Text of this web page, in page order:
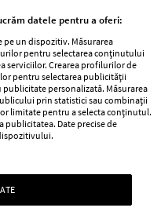
femei
Viva
Avantaje
Retete practice
nr. 821/25.09.2025.
minorilor.
datele pentru a oferi:
pe un dispozitiv. Măsurarea
pentru selectarea conținutului
serviciilor. Crearea profilurilor de
pentru selectarea publicității
personalizată. Măsurarea
prin statistici sau combinații
limitate pentru a selecta conținutul.
publicitatea. Date precise de